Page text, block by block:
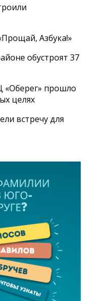
Азбука!»
обустроят 37
«Оберег» прошло
целях
встречу для